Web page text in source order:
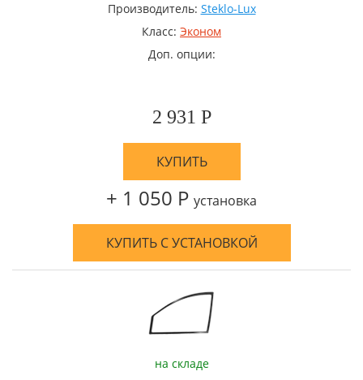
Производитель: Steklo-Lux
Класс: Эконом
Доп. опции:
2 931 Р
КУПИТЬ
+ 1 050 Р установка
КУПИТЬ С УСТАНОВКОЙ
на складе